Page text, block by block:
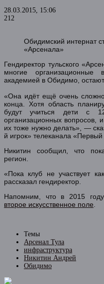
28.03.2015, 15:06
212
Обидимский интернат
«Арсенала»
Гендиректор тульского
многие организационные
академией в Обидимо,
«Она идёт ещё очень
конца. Хотя область
будут учиться дети с
организационных вопросов,
их тоже нужно делать», —
й игрок» телеканала «Первый
Никитин сообщил, что
регион.
«Пока клуб не участвует
рассказал гендиректор.
Напомним, что в 2015
второе искусственное поле
Темы
Арсенал Тула
инфраструктура
Никитин Андрей
Обидимо